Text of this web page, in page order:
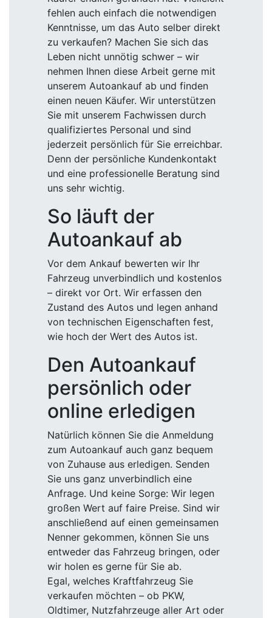
fehlen auch einfach die notwendigen
Kenntnisse, um das Auto selber direkt
zu verkaufen? Machen Sie sich das
Leben nicht unnötig schwer – wir
nehmen Ihnen diese Arbeit gerne mit
unserem Autoankauf ab und finden
einen neuen Käufer. Wir unterstützen
Sie mit unserem Fachwissen durch
qualifiziertes Personal und sind
jederzeit persönlich für Sie erreichbar.
Denn der persönliche Kundenkontakt
und eine professionelle Beratung sind
uns sehr wichtig.
So läuft der
Autoankauf ab
Vor dem Ankauf bewerten wir Ihr
Fahrzeug unverbindlich und kostenlos
– direkt vor Ort. Wir erfassen den
Zustand des Autos und legen anhand
von technischen Eigenschaften fest,
wie hoch der Wert des Autos ist.
Den Autoankauf
persönlich oder
online erledigen
Natürlich können Sie die Anmeldung
zum Autoankauf auch ganz bequem
von Zuhause aus erledigen. Senden
Sie uns ganz unverbindlich eine
Anfrage. Und keine Sorge: Wir legen
großen Wert auf faire Preise. Sind wir
anschließend auf einen gemeinsamen
Nenner gekommen, können Sie uns
entweder das Fahrzeug bringen, oder
wir holen es gerne für Sie ab.
Egal, welches Kraftfahrzeug Sie
verkaufen möchten – ob PKW,
Oldtimer, Nutzfahrzeuge aller Art oder